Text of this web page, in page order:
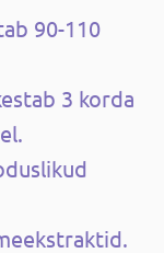
90-110
3 korda